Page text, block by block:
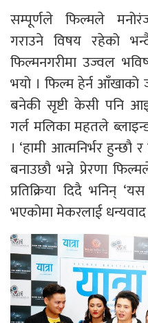
सम्पूर्णले फिल्मले
गराउने विषय रहेको
फिल्मनगरीमा उज्वल
भयो । फिल्म हेर्न आँखाको
बनेकी सृष्टी केसी पनि
गर्ल मलिका महतले
। ‘हामी आत्मनिर्भर
बनाउछौ भन्ने प्रेरणा
प्रतिक्रिया दिदै भनिन्
भएकोमा मेकरलाई धन्यवाद